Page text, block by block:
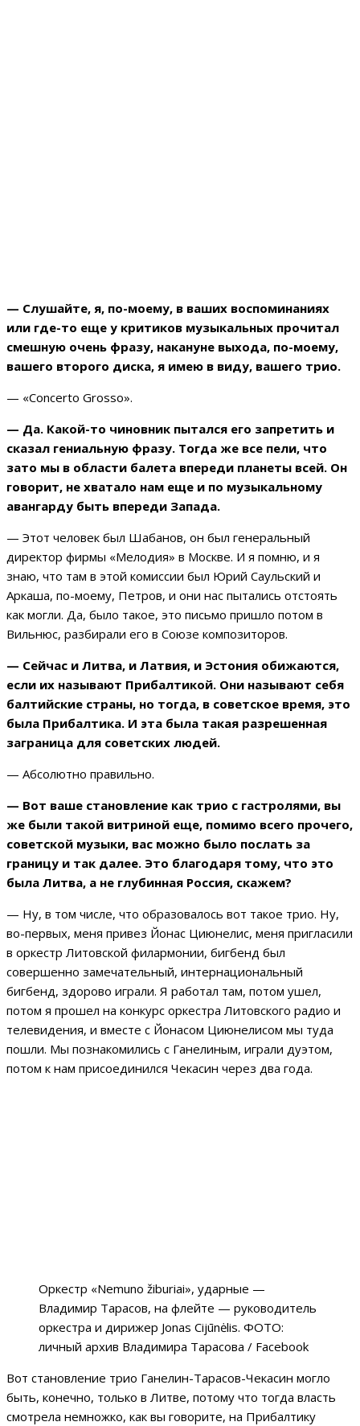
— Слушайте, я, по-моему, в ваших воспоминаниях
или где-то еще у критиков музыкальных прочитал
смешную очень фразу, накануне выхода, по-моему,
вашего второго диска, я имею в виду, вашего трио.
— «Concerto Grosso».
— Да. Какой-то чиновник пытался его запретить и
сказал гениальную фразу. Тогда же все пели, что
зато мы в области балета впереди планеты всей. Он
говорит, не хватало нам еще и по музыкальному
авангарду быть впереди Запада.
— Этот человек был Шабанов, он был генеральный
директор фирмы «Мелодия» в Москве. И я помню, и я
знаю, что там в этой комиссии был Юрий Саульский и
Аркаша, по-моему, Петров, и они нас пытались отстоять
как могли. Да, было такое, это письмо пришло потом в
Вильнюс, разбирали его в Союзе композиторов.
— Сейчас и Литва, и Латвия, и Эстония обижаются,
если их называют Прибалтикой. Они называют себя
балтийские страны, но тогда, в советское время, это
была Прибалтика. И эта была такая разрешенная
заграница для советских людей.
— Абсолютно правильно.
— Вот ваше становление как трио с гастролями, вы
же были такой витриной еще, помимо всего прочего,
советской музыки, вас можно было послать за
границу и так далее. Это благодаря тому, что это
была Литва, а не глубинная Россия, скажем?
— Ну, в том числе, что образовалось вот такое трио. Ну,
во-первых, меня привез Йонас Циюнелис, меня пригласили
в оркестр Литовской филармонии, бигбенд был
совершенно замечательный, интернациональный
бигбенд, здорово играли. Я работал там, потом ушел,
потом я прошел на конкурс оркестра Литовского радио и
телевидения, и вместе с Йонасом Циюнелисом мы туда
пошли. Мы познакомились с Ганелиным, играли дуэтом,
потом к нам присоединился Чекасин через два года.
Оркестр «Nemuno žiburiai», ударные —
Владимир Тарасов, на флейте — руководитель
оркестра и дирижер Jonas Cijūnėlis. ФОТО:
личный архив Владимира Тарасова / Facebook
Вот становление трио Ганелин-Тарасов-Чекасин могло
быть, конечно, только в Литве, потому что тогда власть
смотрела немножко, как вы говорите, на Прибалтику